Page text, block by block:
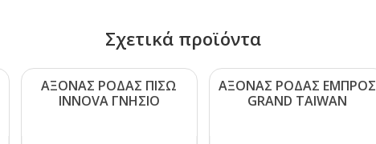
Σχετικά προϊόντα
ΑΞΟΝΑΣ ΡΟΔΑΣ ΠΙΣΩ
ΙΝΝΟVΑ ΓΝΗΣΙΟ
ΑΞΟΝΑΣ ΡΟΔΑΣ ΕΜΠΡΟΣ
GRΑΝD ΤΑΙWΑΝ